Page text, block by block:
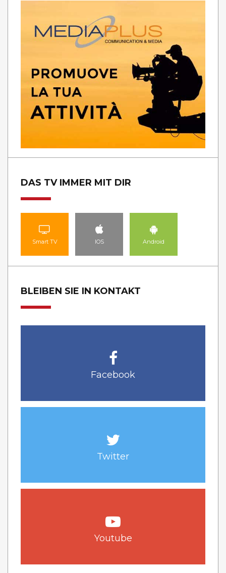
DAS TV IMMER MIT DIR
Smart TV IOS Android
BLEIBEN SIE IN KONTAKT
Facebook
Twitter
Youtube